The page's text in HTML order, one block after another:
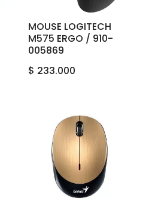
MOUSE LOGITECH
M575 ERGO / 910-
005869
$ 233.000